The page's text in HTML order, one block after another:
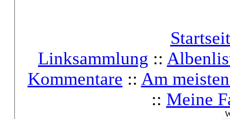
Linksammlung ::
Kommentare :: Am
:: Meine